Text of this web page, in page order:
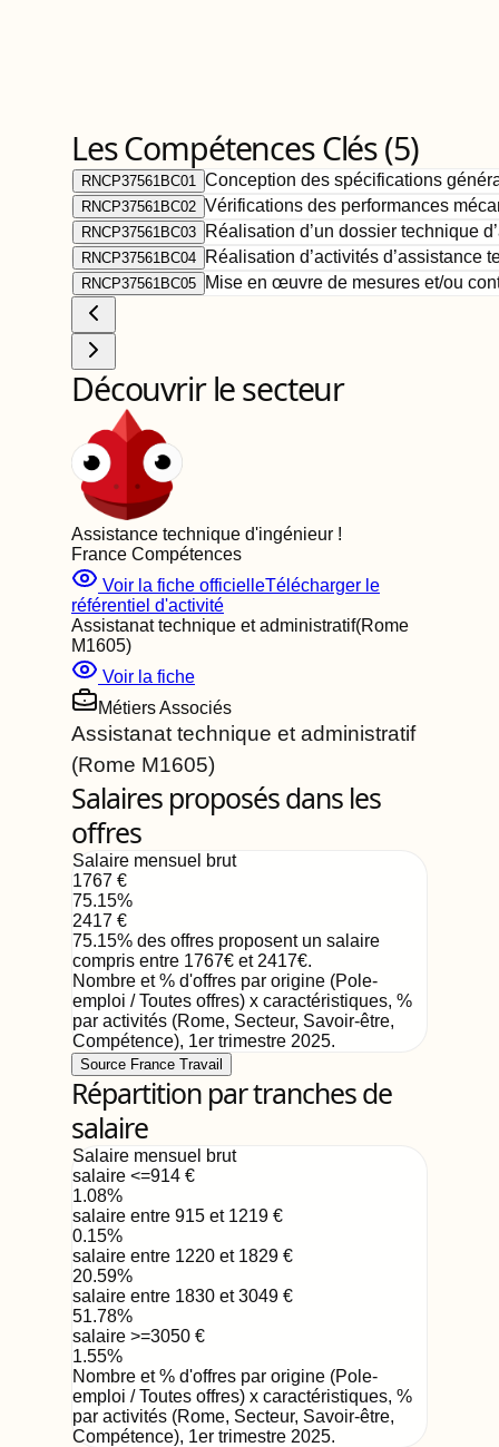
Les Compétences Clés (5)
RNCP37561BC01 Conception des spécifications
RNCP37561BC02 Vérifications des performances
RNCP37561BC03 Réalisation d’un dossier technique
RNCP37561BC04 Réalisation d’activités d’assistance
RNCP37561BC05 Mise en œuvre de mesures et/ou
Découvrir le secteur
Assistance technique d'ingénieur !
France Compétences
Voir la fiche officielleTélécharger le
référentiel d'activité
Assistanat technique et administratif(Rome
M1605)
Voir la fiche
Métiers Associés
Assistanat technique et administratif
(Rome M1605)
Salaires proposés dans les
offres
Salaire mensuel brut
1767 €
75.15%
2417 €
75.15% des offres proposent un salaire
compris entre 1767€ et 2417€.
Nombre et % d'offres par origine (Pole-
emploi / Toutes offres) x caractéristiques, %
par activités (Rome, Secteur, Savoir-être,
Compétence), 1er trimestre 2025.
Source France Travail
Répartition par tranches de
salaire
Salaire mensuel brut
salaire <=914 €
1.08%
salaire entre 915 et 1219 €
0.15%
salaire entre 1220 et 1829 €
20.59%
salaire entre 1830 et 3049 €
51.78%
salaire >=3050 €
1.55%
Nombre et % d'offres par origine (Pole-
emploi / Toutes offres) x caractéristiques, %
par activités (Rome, Secteur, Savoir-être,
Compétence), 1er trimestre 2025.